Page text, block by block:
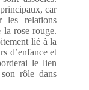
car
les relations
la rose rouge.
lié à la
d’enfance et
le lien
rôle dans